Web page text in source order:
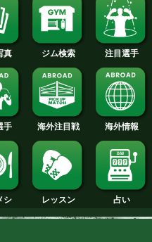
2013年
2012年
2011年
2010年